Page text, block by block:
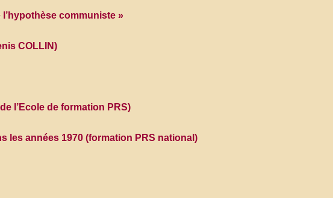
communiste »
COLLIN)
l’Ecole de formation PRS)
les années 1970 (formation PRS national)